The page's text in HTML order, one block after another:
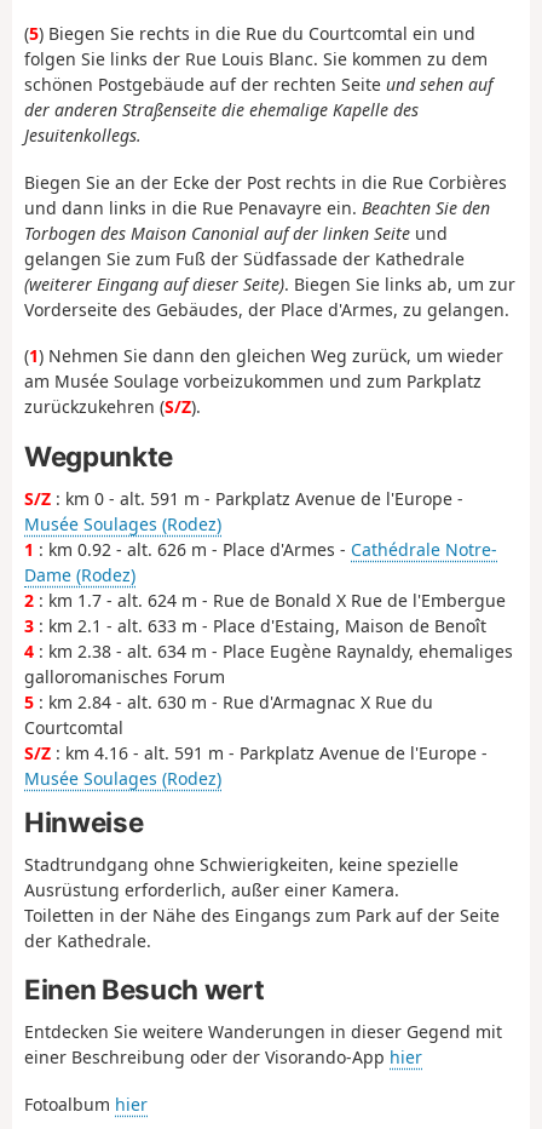
(5) Biegen Sie rechts in die Rue du Courtcomtal ein und
folgen Sie links der Rue Louis Blanc. Sie kommen zu dem
schönen Postgebäude auf der rechten Seite und sehen auf
der anderen Straßenseite die ehemalige Kapelle des
Jesuitenkollegs.
Biegen Sie an der Ecke der Post rechts in die Rue Corbières
und dann links in die Rue Penavayre ein. Beachten Sie den
Torbogen des Maison Canonial auf der linken Seite und
gelangen Sie zum Fuß der Südfassade der Kathedrale
(weiterer Eingang auf dieser Seite). Biegen Sie links ab, um zur
Vorderseite des Gebäudes, der Place d'Armes, zu gelangen.
(1) Nehmen Sie dann den gleichen Weg zurück, um wieder
am Musée Soulage vorbeizukommen und zum Parkplatz
zurückzukehren (S/Z).
Wegpunkte
S/Z : km 0 - alt. 591 m - Parkplatz Avenue de l'Europe -
Musée Soulages (Rodez)
1 : km 0.92 - alt. 626 m - Place d'Armes - Cathédrale Notre-
Dame (Rodez)
2 : km 1.7 - alt. 624 m - Rue de Bonald X Rue de l'Embergue
3 : km 2.1 - alt. 633 m - Place d'Estaing, Maison de Benoît
4 : km 2.38 - alt. 634 m - Place Eugène Raynaldy, ehemaliges
galloromanisches Forum
5 : km 2.84 - alt. 630 m - Rue d'Armagnac X Rue du
Courtcomtal
S/Z : km 4.16 - alt. 591 m - Parkplatz Avenue de l'Europe -
Musée Soulages (Rodez)
Hinweise
Stadtrundgang ohne Schwierigkeiten, keine spezielle
Ausrüstung erforderlich, außer einer Kamera.
Toiletten in der Nähe des Eingangs zum Park auf der Seite
der Kathedrale.
Einen Besuch wert
Entdecken Sie weitere Wanderungen in dieser Gegend mit
einer Beschreibung oder der Visorando-App hier
Fotoalbum hier